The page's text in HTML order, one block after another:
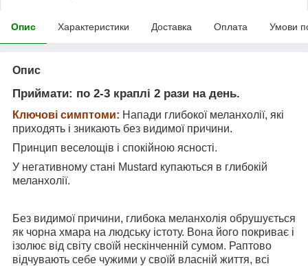
Опис Характеристики Доставка Оплата Умови
Опис
Приймати: по 2-3 краплі 2 рази на день.
Ключові симптоми: Напади глибокої меланхолії, які
приходять і зникають без видимої причини.
Принцип веселощів і спокійною ясності.
У негативному стані Mustard купаються в глибокій
меланхолії.
Без видимої причини, глибока меланхолія обрушується
як чорна хмара на людську істоту. Вона його покриває і
ізолює від світу своїй нескінченній сумом. Раптово
відчувають себе чужими у своїй власній життя, всі